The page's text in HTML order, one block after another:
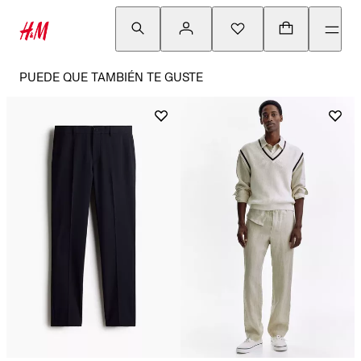
PUEDE QUE TAMBIÉN TE GUSTE